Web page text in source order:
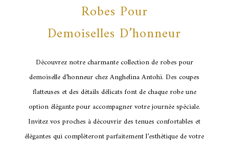
Robes Pour
Demoiselles D’honneur
Découvrez notre charmante collection de robes pour
demoiselle d’honneur chez Anghelina Antohi. Des coupes
flatteuses et des détails délicats font de chaque robe une
option élégante pour accompagner votre journée spéciale.
Invitez vos proches à découvrir des tenues confortables et
élégantes qui complèteront parfaitement l’esthétique de votre